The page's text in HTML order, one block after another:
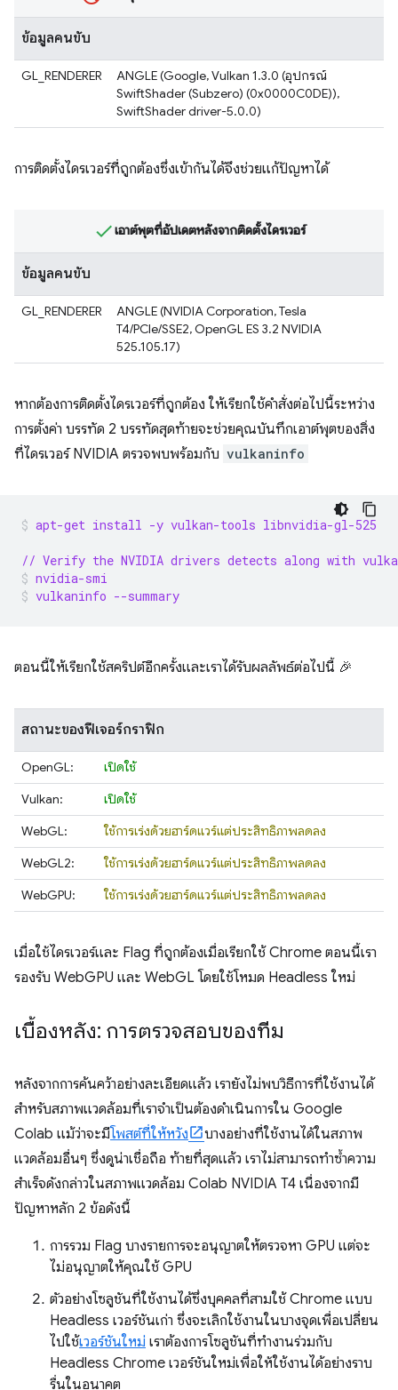
ข้อมูลคนขับ
GL_RENDERER
ANGLE (Google, Vulkan 1.3.0 (อุปกรณ์
SwiftShader (Subzero) (0x0000C0DE)),
SwiftShader driver-5.0.0)
การติดตั้งไดรเวอร์ที่ถูกต้องซึ่งเข้ากันได้จึงช่วยแก้ปัญหาได้
เอาต์พุตที่อัปเดตหลังจากติดตั้งไดรเวอร์
ข้อมูลคนขับ
GL_RENDERER
ANGLE (NVIDIA Corporation, Tesla
T4/PCIe/SSE2, OpenGL ES 3.2 NVIDIA
525.105.17)
หากต้องการติดตั้งไดรเวอร์ที่ถูกต้อง ให้เรียกใช้คำสั่งต่อไปนี้ระหว่าง
การตั้งค่า บรรทัด 2 บรรทัดสุดท้ายจะช่วยคุณบันทึกเอาต์พุตของสิ่ง
ที่ไดรเวอร์ NVIDIA ตรวจพบพร้อมกับ vulkaninfo
apt-get install -y vulkan-tools libnvidia-gl-525
// Verify the NVIDIA drivers detects along with
nvidia-smi
vulkaninfo --summary
ตอนนี้ให้เรียกใช้สคริปต์อีกครั้งและเราได้รับผลลัพธ์ต่อไปนี้ 🎉
สถานะของฟีเจอร์กราฟิก
OpenGL:
เปิดใช้
Vulkan:
เปิดใช้
WebGL:
ใช้การเร่งด้วยฮาร์ดแวร์แต่ประสิทธิภาพลดลง
WebGL2:
ใช้การเร่งด้วยฮาร์ดแวร์แต่ประสิทธิภาพลดลง
WebGPU:
ใช้การเร่งด้วยฮาร์ดแวร์แต่ประสิทธิภาพลดลง
เมื่อใช้ไดรเวอร์และ Flag ที่ถูกต้องเมื่อเรียกใช้ Chrome ตอนนี้เรา
รองรับ WebGPU และ WebGL โดยใช้โหมด Headless ใหม่
เบื้องหลัง: การตรวจสอบของทีม
หลังจากการค้นคว้าอย่างละเอียดแล้ว เรายังไม่พบวิธีการที่ใช้งานได้
สำหรับสภาพแวดล้อมที่เราจำเป็นต้องดำเนินการใน Google
Colab แม้ว่าจะมีโพสต์ที่ให้หวัง
บางอย่างที่ใช้งานได้ในสภาพ
แวดล้อมอื่นๆ ซึ่งดูน่าเชื่อถือ ท้ายที่สุดแล้ว เราไม่สามารถทําซ้ำความ
สําเร็จดังกล่าวในสภาพแวดล้อม Colab NVIDIA T4 เนื่องจากมี
ปัญหาหลัก 2 ข้อดังนี้
การรวม Flag บางรายการจะอนุญาตให้ตรวจหา GPU แต่จะ
ไม่อนุญาตให้คุณใช้ GPU
ตัวอย่างโซลูชันที่ใช้งานได้ซึ่งบุคคลที่สามใช้ Chrome แบบ
Headless เวอร์ชันเก่า ซึ่งจะเลิกใช้งานในบางจุดเพื่อเปลี่ยน
ไปใช้เวอร์ชันใหม่ เราต้องการโซลูชันที่ทำงานร่วมกับ
Headless Chrome เวอร์ชันใหม่เพื่อให้ใช้งานได้อย่างราบ
รื่นในอนาคต